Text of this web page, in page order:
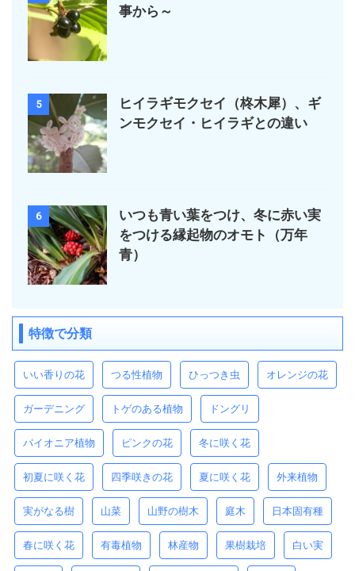
事から～
5
ヒイラギモクセイ（柊木犀）、ギ
ンモクセイ・ヒイラギとの違い
6
いつも青い葉をつけ、冬に赤い実
をつける縁起物のオモト（万年
青）
特徴で分類
いい香りの花 つる性植物 ひっつき虫 オレンジの花
ガーデニング トゲのある植物 ドングリ
パイオニア植物 ピンクの花 冬に咲く花
初夏に咲く花 四季咲きの花 夏に咲く花 外来植物
実がなる樹 山菜 山野の樹木 庭木 日本固有種
春に咲く花 有毒植物 林産物 果樹栽培 白い実